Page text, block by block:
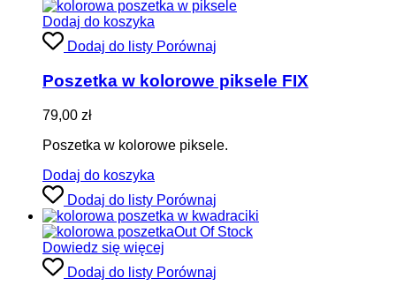
Dodaj do koszyka
Dodaj do listy Porównaj
Poszetka w kolorowe piksele FIX
79,00 zł
Poszetka w kolorowe piksele.
Dodaj do koszyka
Dodaj do listy Porównaj
Out Of Stock
Dowiedz się więcej
Dodaj do listy Porównaj